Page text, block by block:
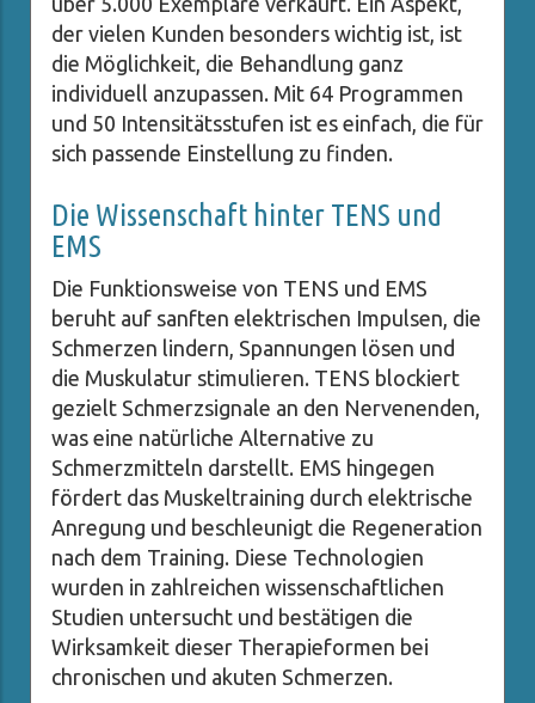
der vielen Kunden besonders wichtig ist, ist
die Möglichkeit, die Behandlung ganz
individuell anzupassen. Mit 64 Programmen
und 50 Intensitätsstufen ist es einfach, die für
sich passende Einstellung zu finden.
Die Wissenschaft hinter TENS und
EMS
Die Funktionsweise von TENS und EMS
beruht auf sanften elektrischen Impulsen, die
Schmerzen lindern, Spannungen lösen und
die Muskulatur stimulieren. TENS blockiert
gezielt Schmerzsignale an den Nervenenden,
was eine natürliche Alternative zu
Schmerzmitteln darstellt. EMS hingegen
fördert das Muskeltraining durch elektrische
Anregung und beschleunigt die Regeneration
nach dem Training. Diese Technologien
wurden in zahlreichen wissenschaftlichen
Studien untersucht und bestätigen die
Wirksamkeit dieser Therapieformen bei
chronischen und akuten Schmerzen.